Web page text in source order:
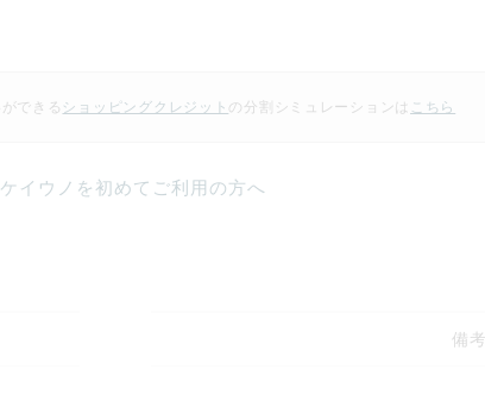
できる ショッピングクレジット の 分割シミュレーションは こちら
ケイウノを初めてご利用の方へ
備